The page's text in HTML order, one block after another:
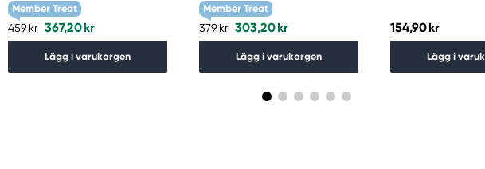
Member Treat
459 kr 367,20 kr
Lägg i varukorgen
Member Treat
379 kr 303,20 kr
Lägg i varukorgen
154,90 kr
Lägg i